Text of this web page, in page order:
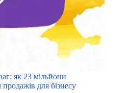
як 23 мільйони
для бізнесу